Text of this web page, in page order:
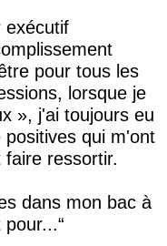
exécutif
pour tous les
lorsque je
», j'ai toujours eu
qui m'ont
ressortir.
dans mon bac à
pour...